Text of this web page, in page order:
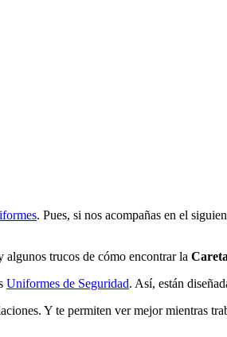
. Pues, si nos acompañas en el
algunos trucos de cómo encontrar la
Uniformes de Seguridad. Así, están
Y te permiten ver mejor mientras